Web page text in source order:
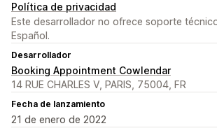
Política de privacidad
Este desarrollador no ofrece soporte
Español.
Desarrollador
Booking Appointment Cowlendar
14 RUE CHARLES V, PARIS, 75004, FR
Fecha de lanzamiento
21 de enero de 2022